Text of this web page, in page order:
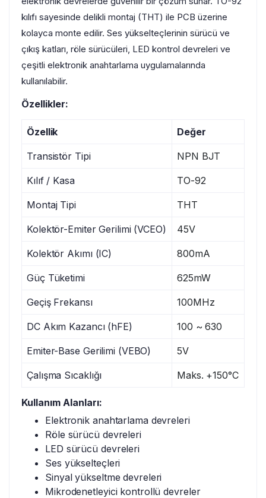
kılıfı sayesinde delikli montaj (THT) ile PCB üzerine
kolayca monte edilir. Ses yükselteçlerinin sürücü ve
çıkış katları, röle sürücüleri, LED kontrol devreleri ve
çeşitli elektronik anahtarlama uygulamalarında
kullanılabilir.
Özellikler:
Özellik Değer
Transistör Tipi NPN BJT
Kılıf / Kasa TO-92
Montaj Tipi THT
Kolektör-Emiter Gerilimi (VCEO) 45V
Kolektör Akımı (IC) 800mA
Güç Tüketimi 625mW
Geçiş Frekansı 100MHz
DC Akım Kazancı (hFE) 100 ~ 630
Emiter-Base Gerilimi (VEBO) 5V
Çalışma Sıcaklığı Maks. +150°C
Kullanım Alanları:
Elektronik anahtarlama devreleri
Röle sürücü devreleri
LED sürücü devreleri
Ses yükselteçleri
Sinyal yükseltme devreleri
Mikrodenetleyici kontrollü devreler